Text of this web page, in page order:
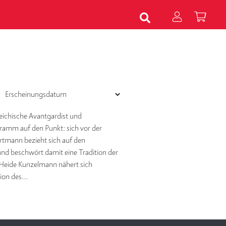
Avantgardist und
auf den Punkt: sich vor der
bezieht sich auf den
beschwört damit eine Tradition der
Kunzelmann nähert sich
des…